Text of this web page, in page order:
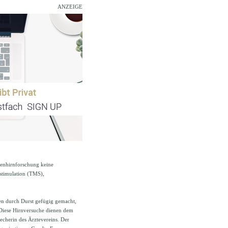
ANZEIGE
keine
(TMS),
durch Durst gefügig gemacht,
Hirnversuche dienen dem
des Ärztevereins. Der